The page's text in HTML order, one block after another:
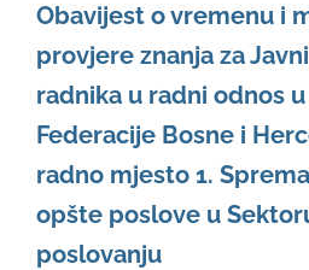
Obavijest o vremenu i
provjere znanja za
radnika u radni odnos
Federacije Bosne i
radno mjesto 1.
opšte poslove u
poslovanju